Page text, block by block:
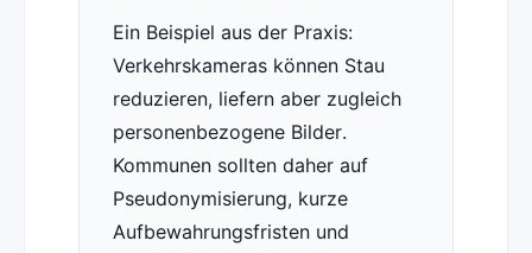
Ein Beispiel aus der Praxis:
Verkehrskameras können Stau
reduzieren, liefern aber zugleich
personenbezogene Bilder.
Kommunen sollten daher auf
Pseudonymisierung, kurze
Aufbewahrungsfristen und